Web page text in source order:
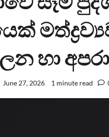
හා
June 27, 2026 1 minute read